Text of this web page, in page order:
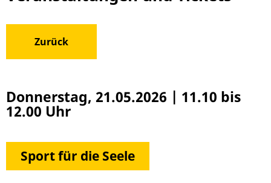
Zurück
Donnerstag, 21.05.2026 | 11.10 bis
12.00 Uhr
Sport für die Seele